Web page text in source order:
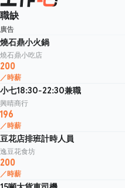
職缺
廣告
燒石鼎小火鍋
燒石鼎小吃店
200
／時薪
小七18:30-22:30兼職
興晴商行
196
／時薪
豆花店排班計時人員
逸豆花食坊
200
／時薪